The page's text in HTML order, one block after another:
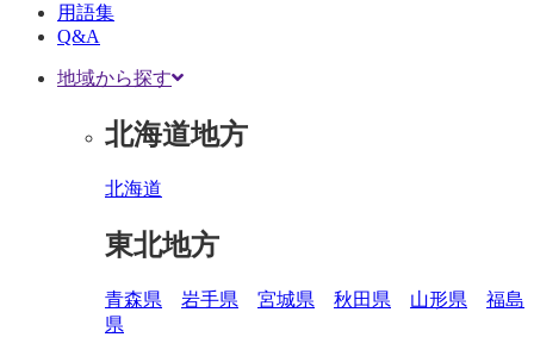
用語集
Q&A
地域から探す
北海道地方
北海道
東北地方
青森県 岩手県 宮城県 秋田県 山形県
福島
県